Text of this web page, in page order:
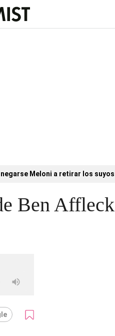
Meloni a retirar los suyos
Ben Affleck